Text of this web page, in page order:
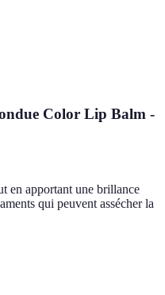
Color Lip Balm -
en apportant une brillance
qui peuvent assécher la